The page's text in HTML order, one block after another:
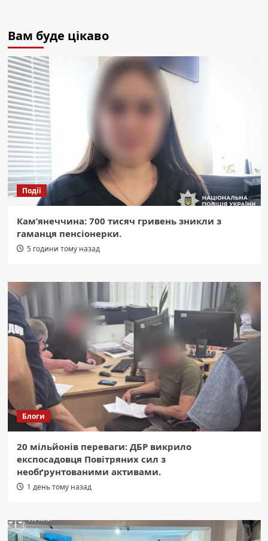
Вам буде цікаво
Події
Кам’янеччина: 700 тисяч гривень зникли з
гаманця пенсіонерки.
5 години тому назад
Блоги
20 мільйонів переваги: ДБР викрило
експосадовця Повітряних сил з
необґрунтованими активами.
1 день тому назад